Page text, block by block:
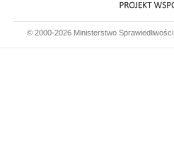
© 2000-2026 Ministerstwo Sprawiedliwości